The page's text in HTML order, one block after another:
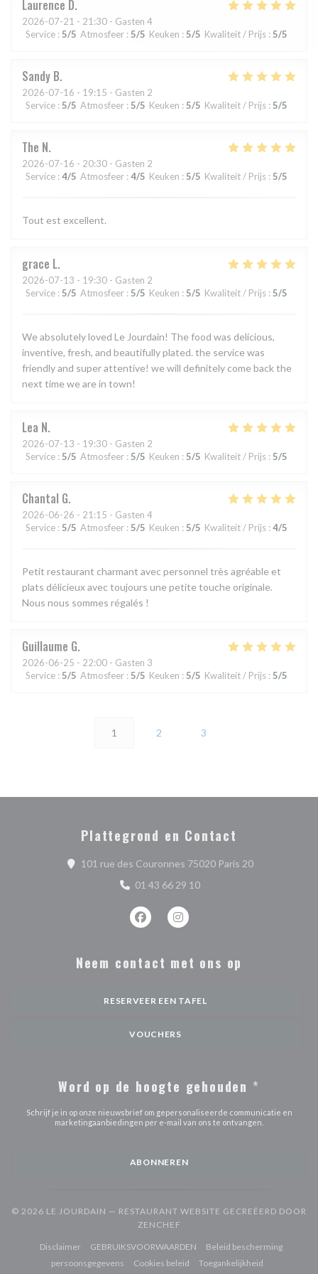
Laurence D
2026-07-21 - 21:30 - Gasten 4
Service : 5/5 Atmosfeer : 5/5 Keuken : 5/5 Kwaliteit / Prijs : 5/5
Sandy B
2026-07-16 - 19:15 - Gasten 2
Service : 5/5 Atmosfeer : 5/5 Keuken : 5/5 Kwaliteit / Prijs : 5/5
The N
2026-07-16 - 20:30 - Gasten 2
Service : 4/5 Atmosfeer : 4/5 Keuken : 5/5 Kwaliteit / Prijs : 5/5
Tout est excellent.
grace L
2026-07-13 - 19:30 - Gasten 2
Service : 5/5 Atmosfeer : 5/5 Keuken : 5/5 Kwaliteit / Prijs : 5/5
We absolutely loved Le Jourdain! The food was delicious,
inventive, fresh, and beautifully plated. the service was
friendly and super attentive! we will definitely come back the
next time we are in town!
Lea N
2026-07-13 - 19:30 - Gasten 2
Service : 5/5 Atmosfeer : 5/5 Keuken : 5/5 Kwaliteit / Prijs : 5/5
Chantal G
2026-06-26 - 21:15 - Gasten 4
Service : 5/5 Atmosfeer : 5/5 Keuken : 5/5 Kwaliteit / Prijs : 4/5
Petit restaurant charmant avec personnel très agréable et
plats délicieux avec toujours une petite touche originale.
Nous nous sommes régalés !
Guillaume G
2026-06-25 - 22:00 - Gasten 3
Service : 5/5 Atmosfeer : 5/5 Keuken : 5/5 Kwaliteit / Prijs : 5/5
1 2 3
Plattegrond en Contact
101 rue des Couronnes 75020 Paris 20((opent in een
01 43 66 29 10
Facebook ((opent in een nieuw
Instagram ((opent in een
Neem contact met ons op
RESERVEER EEN TAFEL
VOUCHERS
Word op de hoogte gehouden *
Schrijf je in op onze nieuwsbrief om gepersonaliseerde communicatie en
marketingaanbiedingen per e-mail van ons te ontvangen.
ABONNEREN
© 2026 LE JOURDAIN — RESTAURANT WEBSITE GECREËERD DOOR
ZENCHEF
Disclaimer((opent in een nieuw venster))
GEBRUIKSVOORWAARDEN((opent in een nieuw venster))
Beleid bescherming
persoonsgegevens ((opent in een nieuw venster))
Cookies beleid ((opent in een nieuw venster))
Toegankelijkheid